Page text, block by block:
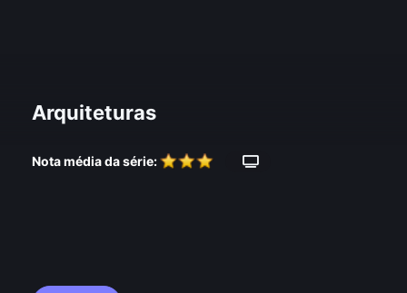
Arquiteturas
Nota média da série: